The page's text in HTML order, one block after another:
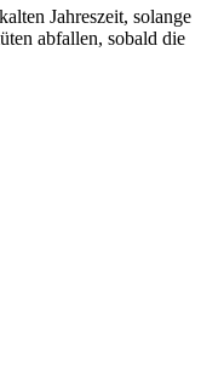
Jahreszeit, solange
abfallen, sobald die